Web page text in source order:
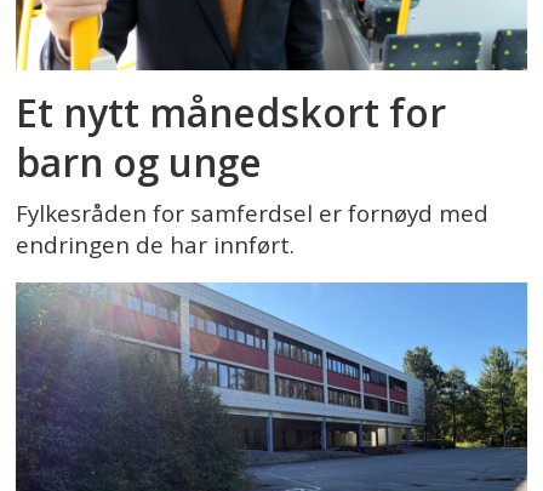
Et nytt månedskort for
barn og unge
Fylkesråden for samferdsel er fornøyd med
endringen de har innført.